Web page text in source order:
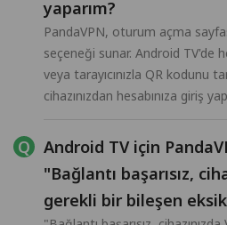
yaparım?
PandaVPN, oturum açma
seçeneği sunar. Android TV'de
veya tarayıcınızla QR kodunu
cihazınızdan hesabınıza giriş
Android TV için
"Bağlantı başarısız,
gerekli bir bileşen